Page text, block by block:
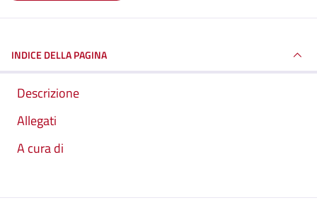
INDICE DELLA PAGINA
Descrizione
Allegati
A cura di